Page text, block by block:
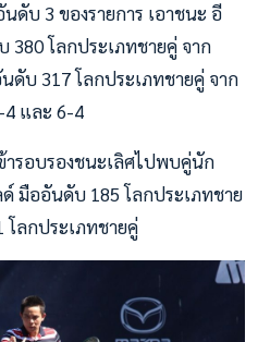
ดับ 3 ของรายการ เอาชนะ อี
380 โลกประเภทชายคู่ จาก
ดับ 317 โลกประเภทชายคู่ จาก
4 และ 6-4
รอบรองชนะเลิศไปพบคู่นัก
มืออันดับ 185 โลกประเภทชาย
ลกประเภทชายคู่